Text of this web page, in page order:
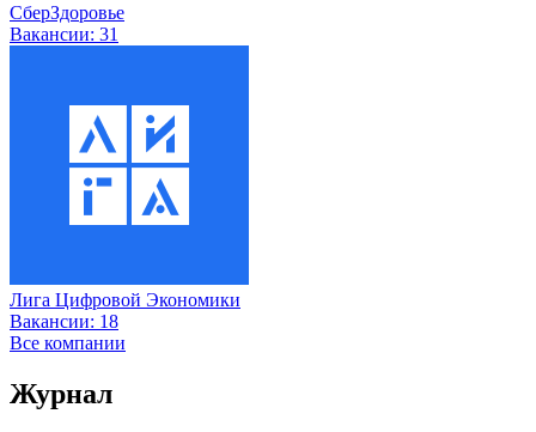
СберЗдоровье
Вакансии: 31
Лига Цифровой Экономики
Вакансии: 18
Все компании
Журнал